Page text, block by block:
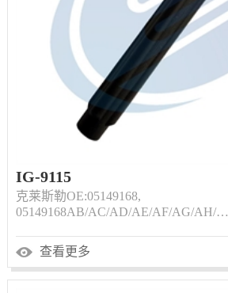
IG-9115
克莱斯勒OE:05149168,
05149168AB/AC/AD/AE/AF/AG/AH/…
查看更多